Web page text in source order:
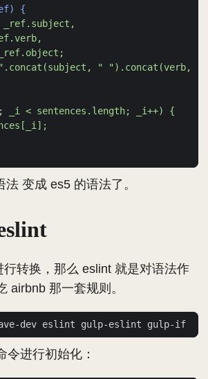
{
" ").concat(verb, "
变成 es5 的语法了。
行转换，那么 eslint 就是对语法作
airbnb 那一套规则。
令进行初始化：